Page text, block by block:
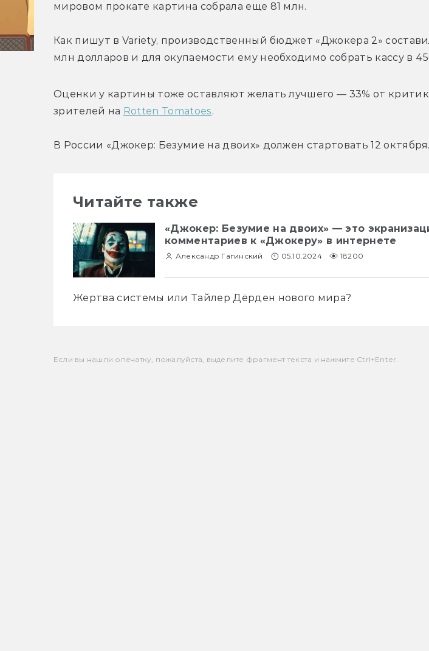
мировом прокате картина собрала еще 81 млн.
Как пишут в Variety, производственный бюджет «Джокера 2»
млн долларов и для окупаемости ему необходимо собрать кассу в
Оценки у картины тоже оставляют желать лучшего — 33% от
зрителей на Rotten Tomatoes.
В России «Джокер: Безумие на двоих» должен стартовать 12 октября.
Читайте также
«Джокер: Безумие на двоих» — это
комментариев к «Джокеру» в интернете
Александр Гагинский 05.10.2024 18200
Жертва системы или Тайлер Дёрден нового мира?
Если вы нашли опечатку, пожалуйста, выделите фрагмент текста и нажмите Ctrl+Enter.